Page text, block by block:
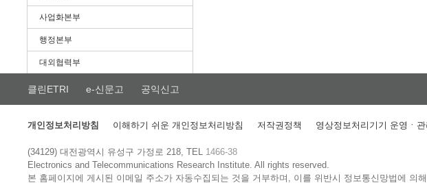
사업화본부
행정본부
대외협력부
클린ETRI e-신문고 공익신고
개인정보처리방침 이해하기 쉬운 개인정보처리방침 저작권정책 영상정보처리기기 운영ㆍ관
(34129) 대전광역시 유성구 가정로 218, TEL 1466-38
Electronics and Telecommunications Research Institute.All rights reserved.
본 홈페이지에 게시된 이메일 주소가 자동수집되는 것을 거부하며, 이를 위반시 정보통신망법에 의